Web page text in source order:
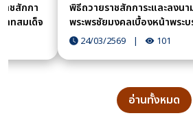
าชสักกา
าทสมเด็จ
พิธีถวายราชสักการะและลงน
พระพรชัยมงคลเบื้องหน้าพระบ
ฉายาลักษณ์ พระบาทสมเด็จพระ
วชิรเกล้าเจ้าอยู่หัว
24/03/2569 | 101
อ่านทั้งหมด